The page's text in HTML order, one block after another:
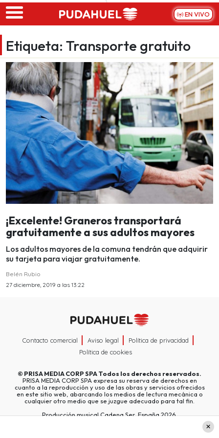
Skip to main content
EN VIVO
Etiqueta: Transporte gratuito
¡Excelente! Graneros transportará
gratuitamente a sus adultos mayores
Los adultos mayores de la comuna tendrán que adquirir
su tarjeta para viajar gratuitamente.
Belén Rubio
27 diciembre, 2019 a las 13:22
Contacto comercial Aviso legal
Política de privacidad
Política de cookies
© PRISA MEDIA CORP SPATodos los derechos reservados.
PRISA MEDIA CORP SPA expresa su reserva de derechos en
cuanto a la reproducción y uso de las obras y servicios ofrecidos
en este sitio web, abarcando los medios de lectura mecánica o
cualquier otro medio que se juzgue adecuado para tal fin.
Producción musical Cadena Ser, España 2026.